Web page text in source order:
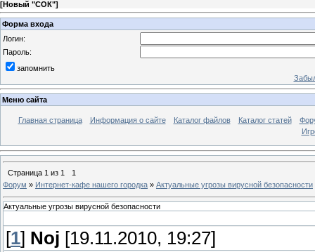
[Новый "СОК"]
Форма входа
Логин:
Пароль:
запомнить
Меню сайта
Главная страница Информация о сайте Каталог файлов Каталог статей
Страница 1 из 1
1
Форум » Интернет-кафе нашего городка » Актуальные угрозы вирусной безопасности
Актуальные угрозы вирусной безопасности
[1] Noj [19.11.2010, 19:27]